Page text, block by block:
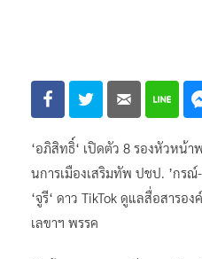
‘อภิสิทธิ์‘ เปิดตัว 8 รองหัวหน้
นการเมืองเสริมทัพ ปชป. ’กรณ์
‘จูรี‘ ดาว TikTok ดูแลสื่อสาร
เลขาฯ พรรค